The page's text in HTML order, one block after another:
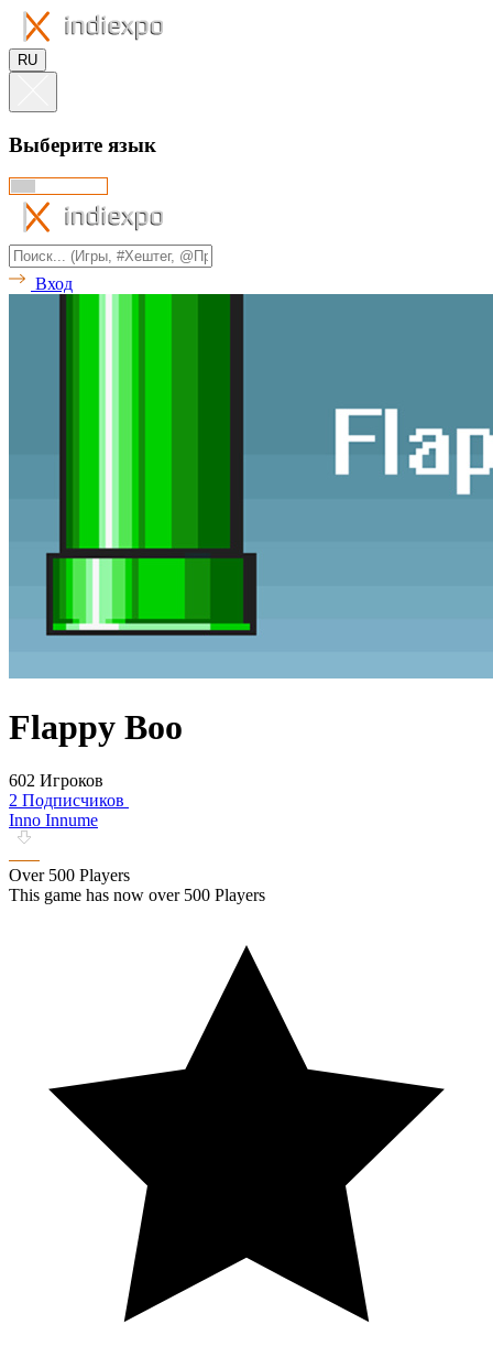
RU
Выберите язык
Вход
Flappy Boo
602 Игроков
2 Подписчиков
Inno Innume
Over 500 Players
This game has now over 500 Players